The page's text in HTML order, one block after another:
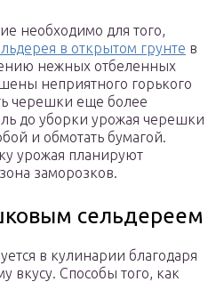
необходимо для того,
в открытом грунте в
нежных отбеленных
неприятного горького
черешки еще более
до уборки урожая черешки
и обмотать бумагой.
урожая планируют
заморозков.
сельдереем
в кулинарии благодаря
вкусу. Способы того, как